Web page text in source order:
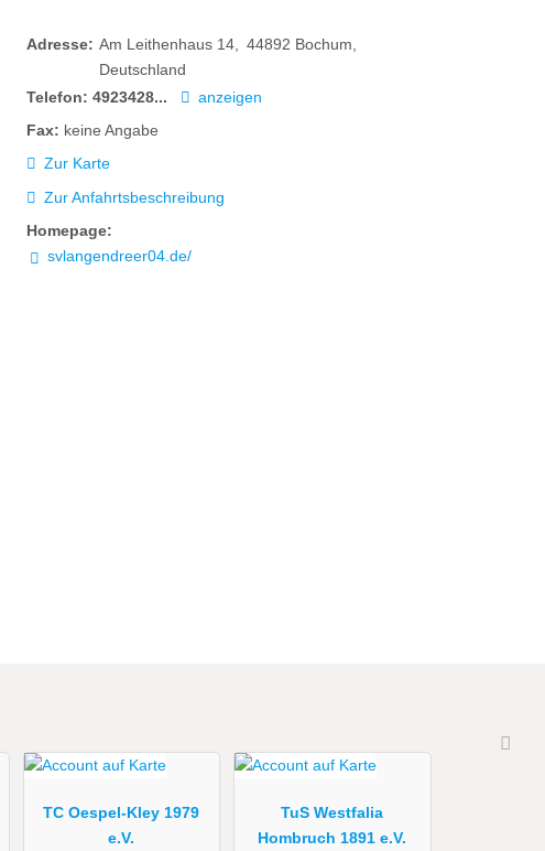
Adresse: Am Leithenhaus 14 44892 Bochum
Deutschland
Telefon: 4923428...
anzeigen
Fax: keine Angabe
Zur Karte
Zur Anfahrtsbeschreibung
Homepage:
svlangendreer04.de/
TC Oespel-Kley 1979
e.V.
TuS Westfalia
Hombruch 1891 e.V.